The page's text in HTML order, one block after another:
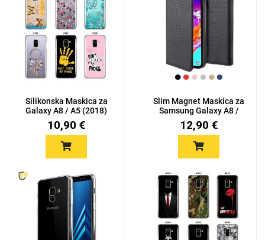
Silikonska Maskica za
Galaxy A8 / A5 (2018)
-...
10,90 €
Slim Magnet Maskica za
Samsung Galaxy A8 /
A5...
12,90 €